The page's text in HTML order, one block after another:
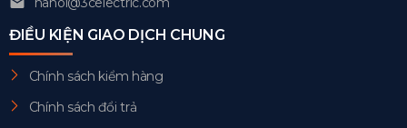
ĐIỀU KIỆN GIAO DỊCH CHUNG
Chính sách kiểm hàng
Chính sách đổi trả